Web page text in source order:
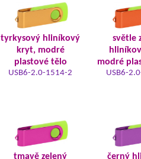
tyrkysový hliníkový
kryt, modré
plastové tělo
USB6-2.0-1514-2
světle
modré
USB6-
tmavě zelený černý